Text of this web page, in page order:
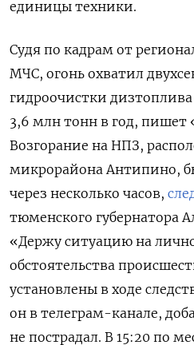
единицы техники.
Судя по кадрам от
МЧС, огонь охватил
гидроочистки
3,6 млн тонн в год, пишет
Возгорание на НПЗ,
микрорайона Антипино,
через несколько часов,
тюменского губернатора
«Держу ситуацию на
обстоятельства
установлены в ходе
он в телеграм-канале,
не пострадал. В 15:20 по